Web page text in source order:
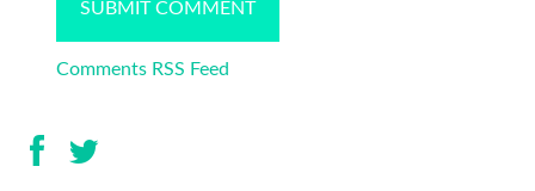
Comments RSS Feed